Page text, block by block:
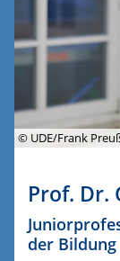
© UDE/Frank
Prof. Dr.
der